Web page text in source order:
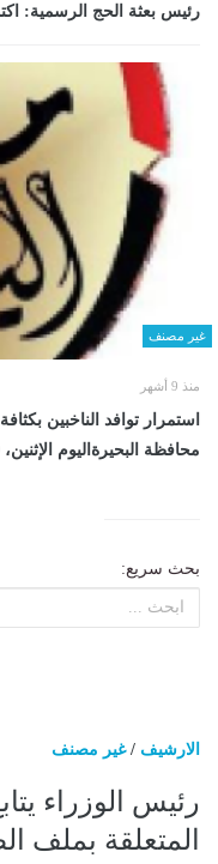
رئيس بعثة الحج الرسمية:
غير مصنف
منذ 9 أشهر
استمرار توافد الناخبين
محافظة البحيرةاليوم الإثنين، 10 نوفمبر 2025 07:21 مـ
بحث سريع:
الارشيف /غير مصنف
رئيس الوزراء
المتعلقة بملف